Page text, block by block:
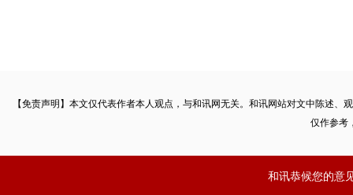
【免责声明】本文仅代表作者本人观点，与和讯网无关。和讯网站对文中陈述
仅作参考
和讯恭候您的意